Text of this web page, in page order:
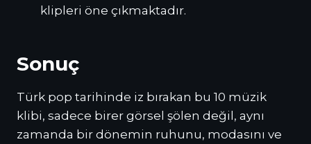
klipleri öne çıkmaktadır.
Sonuç
Türk pop tarihinde iz bırakan bu 10 müzik
klibi, sadece birer görsel şölen değil, aynı
zamanda bir dönemin ruhunu, modasını ve